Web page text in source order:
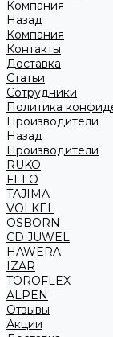
Компания
Назад
Компания
Контакты
Доставка
Статьи
Сотрудники
Политика
Производители
Назад
Производители
RUKO
FELO
TAJIMA
VOLKEL
OSBORN
CD JUWEL
HAWERA
IZAR
TOROFLEX
ALPEN
Отзывы
Акции